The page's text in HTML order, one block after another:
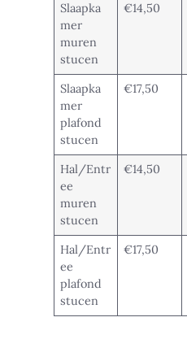
Slaapka
mer
muren
stucen
€14,50
Slaapka
mer
plafond
stucen
€17,50
Hal/Entr
ee
muren
stucen
€14,50
Hal/Entr
ee
plafond
stucen
€17,50